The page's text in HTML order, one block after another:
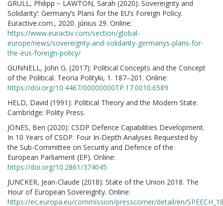
GRÜLL, Philipp − LAWTON, Sarah (2020): Sovereignty and
Solidarity’: Germany’s Plans for the EU’s Foreign Policy.
Euractive.com., 2020. június 29. Online:
https://www.euractiv.com/section/global-
europe/news/sovereignty-and-solidarity-germanys-plans-for-
the-eus-foreign-policy/
GUNNELL, John G. (2017): Political Concepts and the Concept
of the Political. Teoria Polityki, 1. 187–201. Online:
https://doi.org/10.4467/00000000TP.17.0010.6589
HELD, David (1991): Political Theory and the Modern State.
Cambridge: Polity Press.
JONES, Ben (2020): CSDP Defence Capabilities Development.
In 10 Years of CSDP. Four In-Depth Analyses Requested by
the Sub-Committee on Security and Defence of the
European Parliament (EP). Online:
https://doi.org/10.2861/374045
JUNCKER, Jean-Claude (2018): State of the Union 2018. The
Hour of European Sovereignty. Online:
https://ec.europa.eu/commission/presscorner/detail/en/